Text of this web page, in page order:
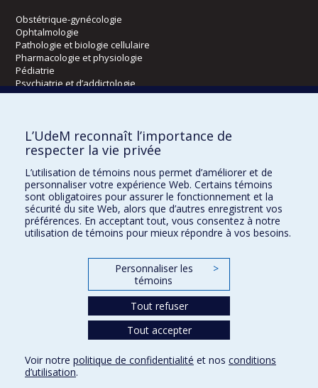
Obstétrique-gynécologie
Ophtalmologie
Pathologie et biologie cellulaire
Pharmacologie et physiologie
Pédiatrie
Psychiatrie et d’addictologie
Radiologie, radio-oncologie et médecine nucléaire
Écoles
Orthophonie et audiologie
Réadaptation
Directions
Confidentialité Conditions d’utilisation Paramètres des témoins
L’UdeM reconnaît l’importance de
respecter la vie privée
L’utilisation de témoins nous permet d’améliorer et de
personnaliser votre expérience Web. Certains témoins
sont obligatoires pour assurer le fonctionnement et la
sécurité du site Web, alors que d’autres enregistrent vos
préférences. En acceptant tout, vous consentez à notre
utilisation de témoins pour mieux répondre à vos besoins.
Personnaliser les
témoins
>
Tout refuser
Tout accepter
Voir notre politique de confidentialité et nos conditions
d’utilisation.